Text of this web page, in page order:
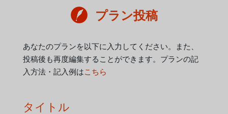
プラン投稿
あなたのプランを以下に入力してください。また、
投稿後も再度編集することができます。プランの記
入方法・記入例はこちら
タイトル